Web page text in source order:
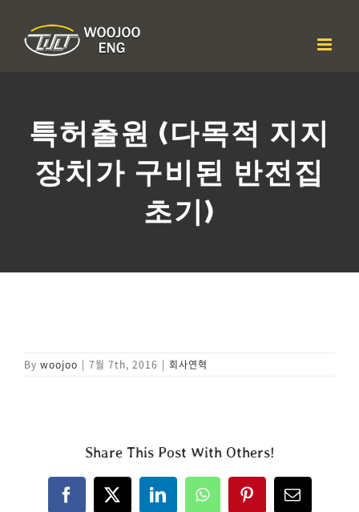
특허출원 (다목적 지지
장치가 구비된 반전집
초기)
By woojoo | 7월 7th, 2016 | 회사연혁
Share This Post With Others!
Facebook
X LinkedInWhatsAppPinterest
이